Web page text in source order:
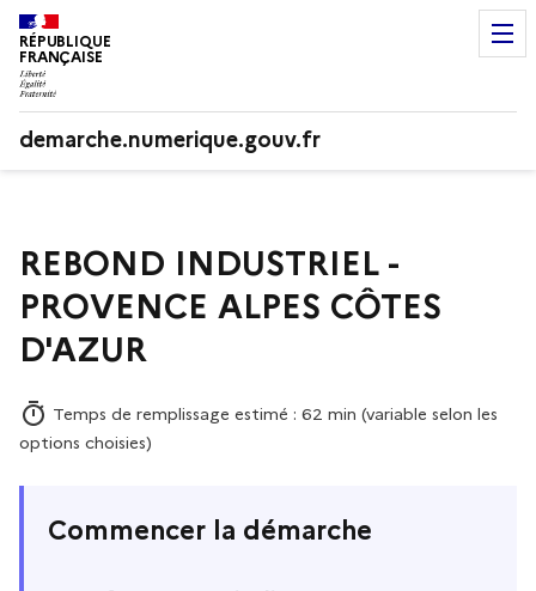
RÉPUBLIQUE
FRANÇAISE
demarche.numerique.gouv.fr
REBOND INDUSTRIEL -
PROVENCE ALPES CÔTES
D'AZUR
Temps de remplissage estimé : 62 min (variable selon les
options choisies)
Commencer la démarche